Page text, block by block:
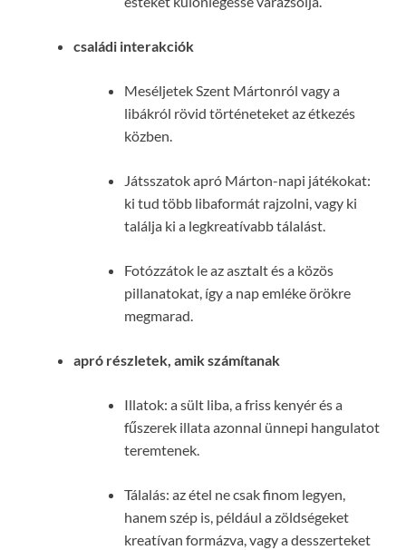
családi interakciók
Meséljetek Szent Mártonról vagy a
libákról rövid történeteket az étkezés
közben.
Játsszatok apró Márton-napi játékokat:
ki tud több libaformát rajzolni, vagy ki
találja ki a legkreatívabb tálalást.
Fotózzátok le az asztalt és a közös
pillanatokat, így a nap emléke örökre
megmarad.
apró részletek, amik számítanak
Illatok: a sült liba, a friss kenyér és a
fűszerek illata azonnal ünnepi hangulatot
teremtenek.
Tálalás: az étel ne csak finom legyen,
hanem szép is, például a zöldségeket
kreatívan formázva, vagy a desszerteket